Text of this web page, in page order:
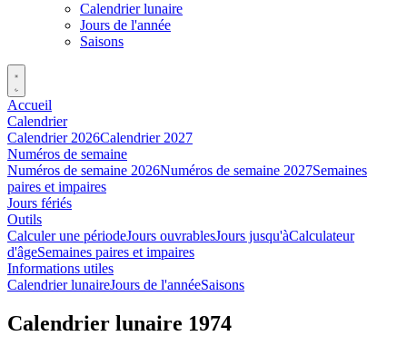
Calendrier lunaire
Jours de l'année
Saisons
Accueil
Calendrier
Calendrier 2026Calendrier 2027
Numéros de semaine
Numéros de semaine 2026Numéros de semaine 2027Semaines
paires et impaires
Jours fériés
Outils
Calculer une périodeJours ouvrablesJours jusqu'àCalculateur
d'âgeSemaines paires et impaires
Informations utiles
Calendrier lunaireJours de l'annéeSaisons
Calendrier lunaire 1974